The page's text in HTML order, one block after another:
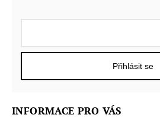
Přihlásit se
INFORMACE PRO VÁS